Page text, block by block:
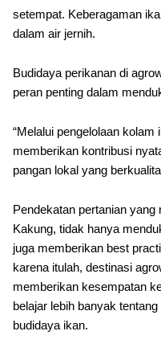
setempat. Keberagaman
dalam air jernih.
Budidaya perikanan di
peran penting dalam
“Melalui pengelolaan
memberikan kontribusi
pangan lokal yang
Pendekatan pertanian
Kakung, tidak hanya
juga memberikan best
karena itulah, destinasi
memberikan kesempatan
belajar lebih banyak
budidaya ikan.